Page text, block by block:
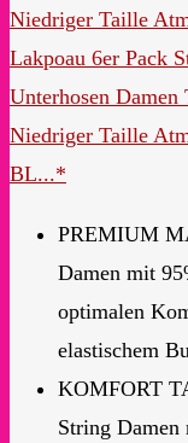
Lakpoau 6er Pack
Unterhosen Damen
Niedriger Taille
BL...*
PREMIUM
Damen mit
optimalen
elastischem
KOMFORT
String